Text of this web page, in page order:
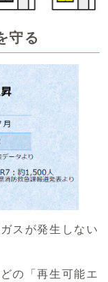
守る
スが発生しない
の「再生可能エ